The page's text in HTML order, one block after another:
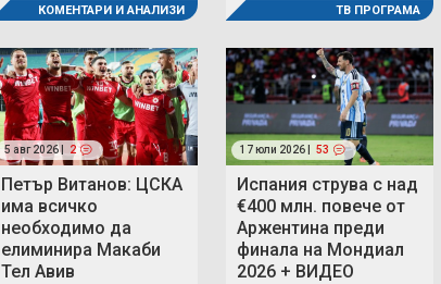
КОМЕНТАРИ И АНАЛИЗИ ТВ ПРОГРАМА
5 авг 2026 | 2
Петър Витанов: ЦСКА
има всичко
необходимо да
елиминира Макаби
Тел Авив
17 юли 2026 | 53
Испания струва с над
€400 млн. повече от
Аржентина преди
финала на Мондиал
2026 + ВИДЕО